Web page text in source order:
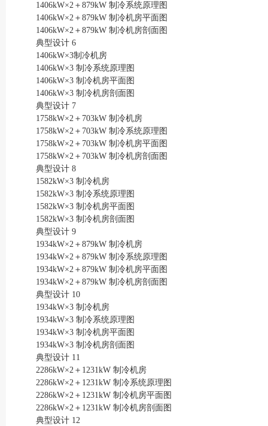
1406kW×2＋879kW 制冷系统原理图
1406kW×2＋879kW 制冷机房平面图
1406kW×2＋879kW 制冷机房剖面图
典型设计 6
1406kW×3制冷机房
1406kW×3 制冷系统原理图
1406kW×3 制冷机房平面图
1406kW×3 制冷机房剖面图
典型设计 7
1758kW×2＋703kW 制冷机房
1758kW×2＋703kW 制冷系统原理图
1758kW×2＋703kW 制冷机房平面图
1758kW×2＋703kW 制冷机房剖面图
典型设计 8
1582kW×3 制冷机房
1582kW×3 制冷系统原理图
1582kW×3 制冷机房平面图
1582kW×3 制冷机房剖面图
典型设计 9
1934kW×2＋879kW 制冷机房
1934kW×2＋879kW 制冷系统原理图
1934kW×2＋879kW 制冷机房平面图
1934kW×2＋879kW 制冷机房剖面图
典型设计 10
1934kW×3 制冷机房
1934kW×3 制冷系统原理图
1934kW×3 制冷机房平面图
1934kW×3 制冷机房剖面图
典型设计 11
2286kW×2＋1231kW 制冷机房
2286kW×2＋1231kW 制冷系统原理图
2286kW×2＋1231kW 制冷机房平面图
2286kW×2＋1231kW 制冷机房剖面图
典型设计 12